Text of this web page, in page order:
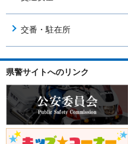
交番・駐在所
県警サイトへのリンク